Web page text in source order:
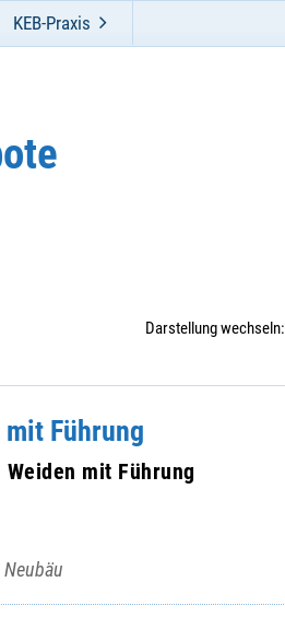
KEB-Praxis
Darstellung wechseln:
Führung
mit Führung